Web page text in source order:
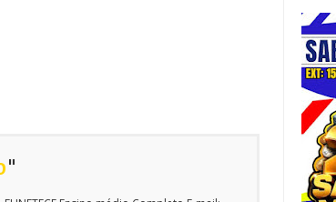
"